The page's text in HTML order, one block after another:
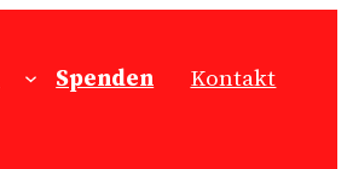
Spenden Kontakt